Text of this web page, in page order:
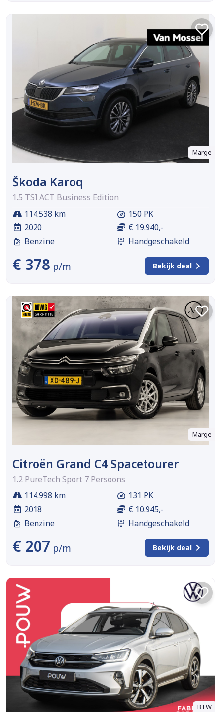
Marge
Škoda Karoq
1.5 TSI ACT Business Edition
114.538 km
2020
Benzine
150 PK
€ 19.940,-
Handgeschakeld
€ 378 p/m Bekijk deal
Marge
Citroën Grand C4 Spacetourer
1.2 PureTech Sport 7 Persoons
114.998 km
2018
Benzine
131 PK
€ 10.945,-
Handgeschakeld
€ 207 p/m Bekijk deal
BTW